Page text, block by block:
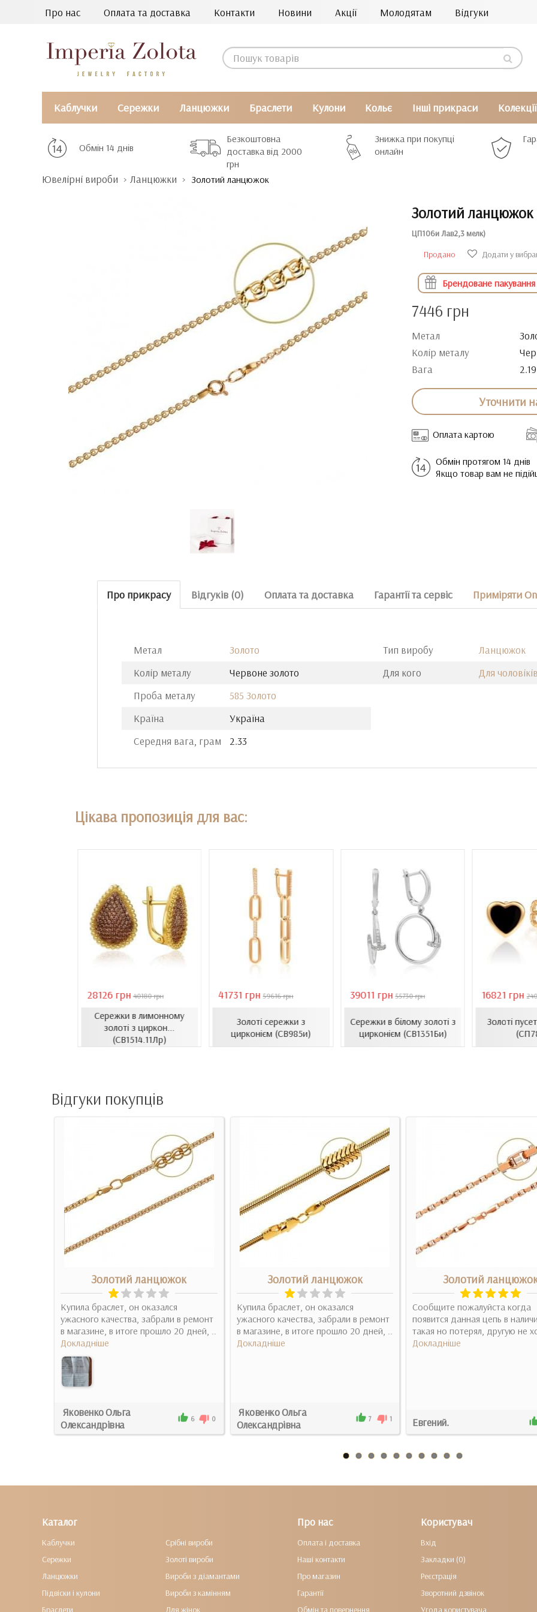
Про нас Оплата та доставка Контакти Новини Акції Молодятам Відгуки
Каблучки Сережки Ланцюжки Браслети Кулони Кольє Інші прикраси Колекції
Обмін 14 днів
Безкоштовна
доставка від 2000
грн
Знижка при покупці
онлайн
Ювелірні вироби Ланцюжки Золотий ланцюжок
Золотий
ЦП106и Лав2,3 мелк)
Продано
Додати у
Брендоване пакування
7446 грн
Метал
Колір металу
Вага
Уточнити
Оплата картою
Обмін протягом 14 днів
Якщо товар вам не
Про прикрасу Відгуків (0) Оплата та доставка Гарантії та сервіс Приміряти
Метал
Золото
Колір металу
Червоне золото
Проба металу
585 Золото
Країна
Україна
Середня вага, грам
2.33
Тип виробу
Ланцюжок
Для кого
Для чоловіків
Цікава пропозиція для вас:
28126 грн 40180 грн
Сережки в лимонному
золоті з циркон...
(СВ1514.11Лр)
41731 грн 59616 грн
Золоті сережки з
цирконієм (СВ985и)
39011 грн 55730 грн
Сережки в білому золоті з
цирконієм (СВ1351Би)
16821 грн
Золоті
Відгуки покупців
Золотий ланцюжок
Купила браслет, он оказался
ужасного качества, забрали в ремонт
в магазине, в итоге прошло 20 дней, ..
Докладніше
Яковенко Ольга
Олександрівна
6 0
Золотий ланцюжок
Купила браслет, он оказался
ужасного качества, забрали в ремонт
в магазине, в итоге прошло 20 дней, ..
Докладніше
Яковенко Ольга
Олександрівна
7 1
Золотий
Сообщите пожалуйста когда
появится данная цепь в
такая но потерял, другую не
Докладніше
Евгений.
Каталог
Каблучки
Сережки
Ланцюжки
Підвіски і кулони
Браслети
Срібні вироби
Золоті вироби
Вироби з діамантами
Вироби з камінням
Для жінок
Про нас
Оплата і доставка
Наші контакти
Про магазин
Гарантії
Обмін та повернення
Користувач
Вхід
Закладки (0)
Реєстрація
Зворотний дзвінок
Угода користувача